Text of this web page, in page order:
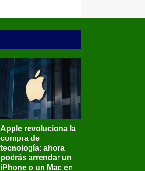
Apple revoluciona la
compra de
tecnología: ahora
podrás arrendar un
iPhone o un Mac en